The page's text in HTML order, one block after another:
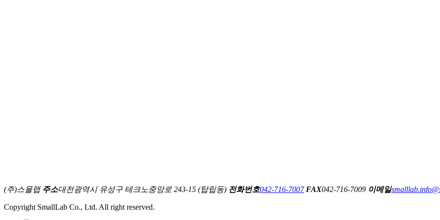
(주)스몰랩 주소대전광역시 유성구 테크노중앙로 243-15 (탑립동) 전화번호042-716-7007 FAX042-716-7009 이메일
Copyright SmallLab Co., Ltd. All right reserved.